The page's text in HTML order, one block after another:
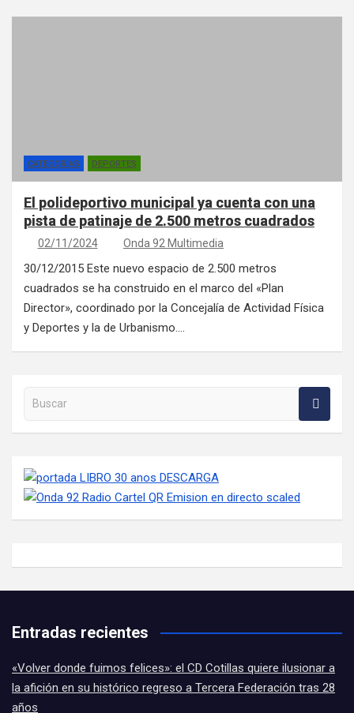
CATEGORÍAS DEPORTES
El polideportivo municipal ya cuenta con una
pista de patinaje de 2.500 metros cuadrados
02/11/2024 Onda 92 Multimedia
30/12/2015 Este nuevo espacio de 2.500 metros
cuadrados se ha construido en el marco del «Plan
Director», coordinado por la Concejalía de Actividad Física
y Deportes y la de Urbanismo.…
Buscar en la web
Entradas recientes
«Volver donde fuimos felices»: el CD Cotillas quiere ilusionar a
la afición en su histórico regreso a Tercera Federación tras 28
años